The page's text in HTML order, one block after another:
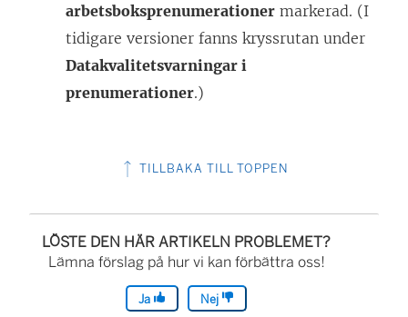
y
n
t
e
r
)
arbetsboksprenumerationer markerad. (I
tidigare versioner fanns kryssrutan under
Datakvalitetsvarningar i
prenumerationer.)
TILLBAKA TILL TOPPEN
LÖSTE DEN HÄR ARTIKELN PROBLEMET?
Lämna förslag på hur vi kan förbättra oss!
Ja Nej